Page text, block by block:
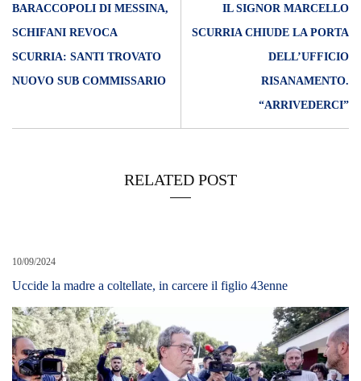
BARACCOPOLI DI MESSINA,
SCHIFANI REVOCA
SCURRIA: SANTI TROVATO
NUOVO SUB COMMISSARIO
IL SIGNOR MARCELLO
SCURRIA CHIUDE LA PORTA
DELL’UFFICIO
RISANAMENTO.
“ARRIVEDERCI”
RELATED POST
10/09/2024
Uccide la madre a coltellate, in carcere il figlio 43enne